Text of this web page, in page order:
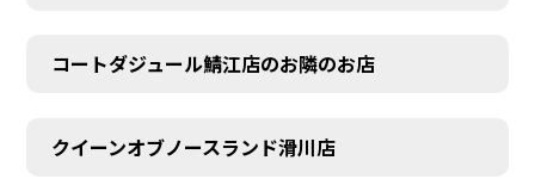
コートダジュール鯖江店のお隣のお店
クイーンオブノースランド滑川店